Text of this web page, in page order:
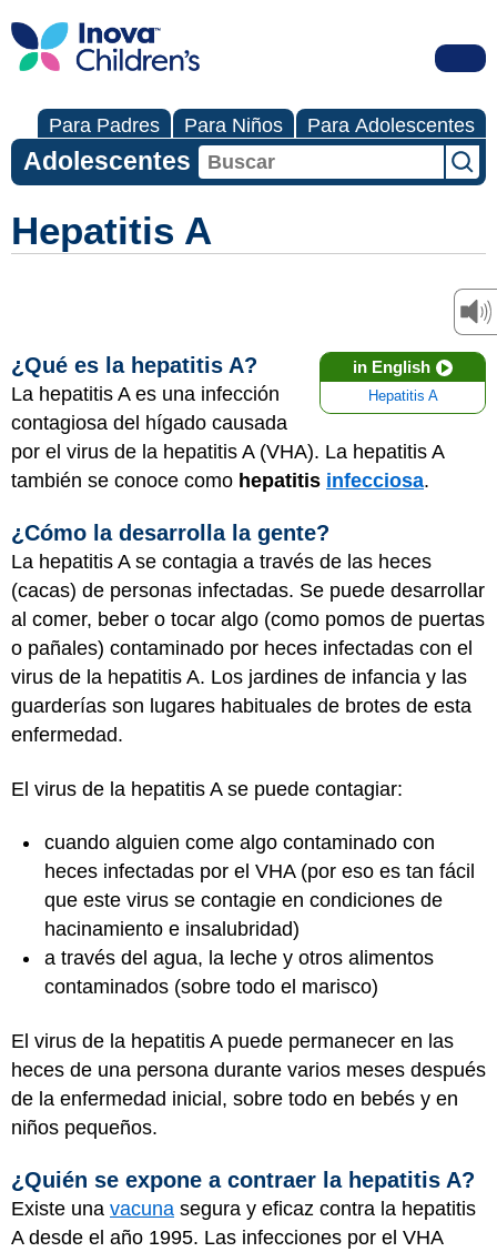
Para Padres Para Niños Para Adolescentes
Adolescentes
Hepatitis A
in English
Hepatitis A
¿Qué es la hepatitis A?
La hepatitis A es una infección
contagiosa del hígado causada
por el virus de la hepatitis A (VHA). La hepatitis A
también se conoce como hepatitis infecciosa.
¿Cómo la desarrolla la gente?
La hepatitis A se contagia a través de las heces
(cacas) de personas infectadas. Se puede desarrollar
al comer, beber o tocar algo (como pomos de puertas
o pañales) contaminado por heces infectadas con el
virus de la hepatitis A. Los jardines de infancia y las
guarderías son lugares habituales de brotes de esta
enfermedad.
El virus de la hepatitis A se puede contagiar:
cuando alguien come algo contaminado con
heces infectadas por el VHA (por eso es tan fácil
que este virus se contagie en condiciones de
hacinamiento e insalubridad)
a través del agua, la leche y otros alimentos
contaminados (sobre todo el marisco)
El virus de la hepatitis A puede permanecer en las
heces de una persona durante varios meses después
de la enfermedad inicial, sobre todo en bebés y en
niños pequeños.
¿Quién se expone a contraer la hepatitis A?
Existe una vacuna segura y eficaz contra la hepatitis
A desde el año 1995. Las infecciones por el VHA